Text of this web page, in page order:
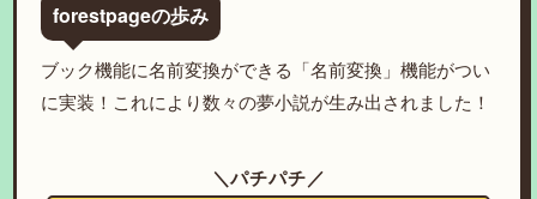
forestpageの歩み
ブック機能に名前変換ができる「名前変換」機能がつい
に実装！これにより数々の夢小説が生み出されました！
＼パチパチ／